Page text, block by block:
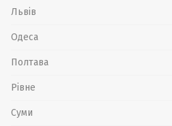
Львів
Одеса
Полтава
Рівне
Суми